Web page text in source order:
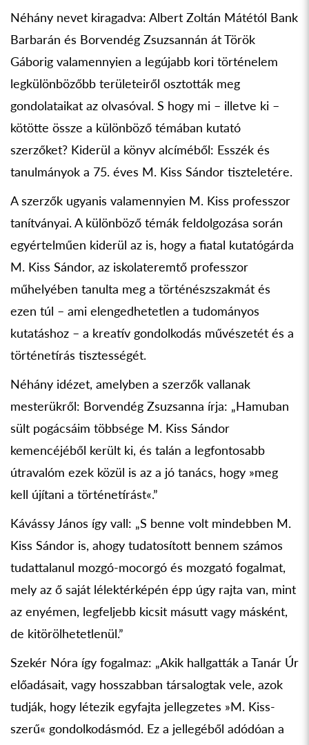
Néhány nevet kiragadva: Albert Zoltán Mátétól Bank
Barbarán és Borvendég Zsuzsannán át Török
Gáborig valamennyien a legújabb kori történelem
legkülönbözőbb területeiről osztották meg
gondolataikat az olvasóval. S hogy mi – illetve ki –
kötötte össze a különböző témában kutató
szerzőket? Kiderül a könyv alcíméből: Esszék és
tanulmányok a 75. éves M. Kiss Sándor tiszteletére.
A szerzők ugyanis valamennyien M. Kiss professzor
tanítványai. A különböző témák feldolgozása során
egyértelműen kiderül az is, hogy a fiatal kutatógárda
M. Kiss Sándor, az iskolateremtő professzor
műhelyében tanulta meg a történészszakmát és
ezen túl – ami elengedhetetlen a tudományos
kutatáshoz – a kreatív gondolkodás művészetét és a
történetírás tisztességét.
Néhány idézet, amelyben a szerzők vallanak
mesterükről: Borvendég Zsuzsanna írja: „Hamuban
sült pogácsáim többsége M. Kiss Sándor
kemencéjéből került ki, és talán a legfontosabb
útravalóm ezek közül is az a jó tanács, hogy »meg
kell újítani a történetírást«.”
Kávássy János így vall: „S benne volt mindebben M.
Kiss Sándor is, ahogy tudatosított bennem számos
tudattalanul mozgó-mocorgó és mozgató fogalmat,
mely az ő saját lélektérképén épp úgy rajta van, mint
az enyémen, legfeljebb kicsit másutt vagy másként,
de kitörölhetetlenül.”
Szekér Nóra így fogalmaz: „Akik hallgatták a Tanár Úr
előadásait, vagy hosszabban társalogtak vele, azok
tudják, hogy létezik egyfajta jellegzetes »M. Kiss-
szerű« gondolkodásmód. Ez a jellegéből adódóan a